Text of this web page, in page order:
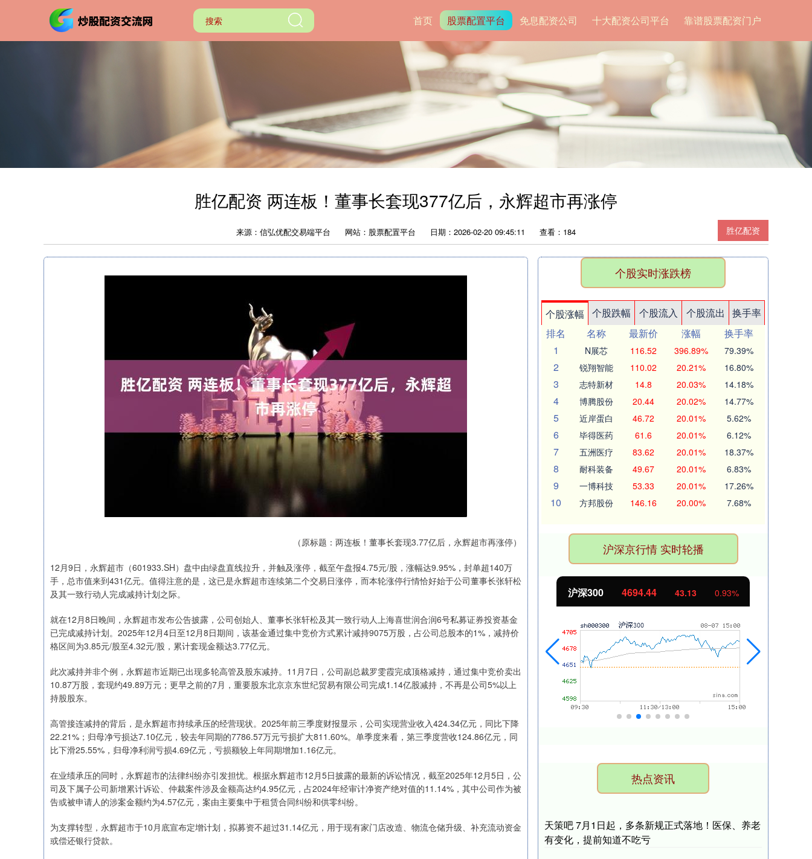
首页 股票配置平台 免息配资公司 十大配资公司平台 靠谱股票配资门户
胜亿配资 两连板！董事长套现377亿后，永辉超市再涨停
胜亿配资
来源：信弘优配交易端平台 网站：股票配置平台 日期：2026-02-20 09:45:11 查看：184
（原标题：两连板！董事长套现3.77亿后，永辉超市再涨停）
12月9日，永辉超市（601933.SH）盘中由绿盘直线拉升，并触及涨停，截至午盘报4.75元/股，涨幅达9.95%，封单超140万
手，总市值来到431亿元。值得注意的是，这已是永辉超市连续第二个交易日涨停，而本轮涨停行情恰好始于公司董事长张轩松
及其一致行动人完成减持计划之际。
就在12月8日晚间，永辉超市发布公告披露，公司创始人、董事长张轩松及其一致行动人上海喜世润合润6号私募证券投资基金
已完成减持计划。2025年12月4日至12月8日期间，该基金通过集中竞价方式累计减持9075万股，占公司总股本的1%，减持价
格区间为3.85元/股至4.32元/股，累计套现金额达3.77亿元。
此次减持并非个例，永辉超市近期已出现多轮高管及股东减持。11月7日，公司副总裁罗雯霞完成顶格减持，通过集中竞价卖出
10.87万股，套现约49.89万元；更早之前的7月，重要股东北京京东世纪贸易有限公司完成1.14亿股减持，不再是公司5%以上
持股股东。
高管接连减持的背后，是永辉超市持续承压的经营现状。2025年前三季度财报显示，公司实现营业收入424.34亿元，同比下降
22.21%；归母净亏损达7.10亿元，较去年同期的7786.57万元亏损扩大811.60%。单季度来看，第三季度营收124.86亿元，同
比下滑25.55%，归母净利润亏损4.69亿元，亏损额较上年同期增加1.16亿元。
在业绩承压的同时，永辉超市的法律纠纷亦引发担忧。根据永辉超市12月5日披露的最新的诉讼情况，截至2025年12月5日，公
司及下属子公司新增累计诉讼、仲裁案件涉及金额高达约4.95亿元，占2024年经审计净资产绝对值的11.14%，其中公司作为被
告或被申请人的涉案金额约为4.57亿元，案由主要集中于租赁合同纠纷和供零纠纷。
为支撑转型，永辉超市于10月底宣布定增计划，拟募资不超过31.14亿元，用于现有家门店改造、物流仓储升级、补充流动资金
或偿还银行贷款。
个股实时涨跌榜
个股涨幅 个股跌幅 个股流入 个股流出
换手率
排名
名称 最新价 涨幅
换手率
1
N展芯 116.52 396.89% 79.39%
2 锐翔智能 110.02 20.21% 16.80%
3 志特新材 14.8 20.03% 14.18%
4 博腾股份 20.44 20.02% 14.77%
5 近岸蛋白 46.72 20.01% 5.62%
6 毕得医药 61.6 20.01% 6.12%
7 五洲医疗 83.62 20.01% 18.37%
8 耐科装备 49.67 20.01% 6.83%
9 一博科技 53.33 20.01% 17.26%
10 方邦股份 146.16 20.00% 7.68%
沪深京行情 实时轮播
深证成指 14311.01 北证50 1134.24 11.37 1.01%
热点资讯
天策吧 7月1日起，多条新规正式落地！医保、养老
有变化，提前知道不吃亏